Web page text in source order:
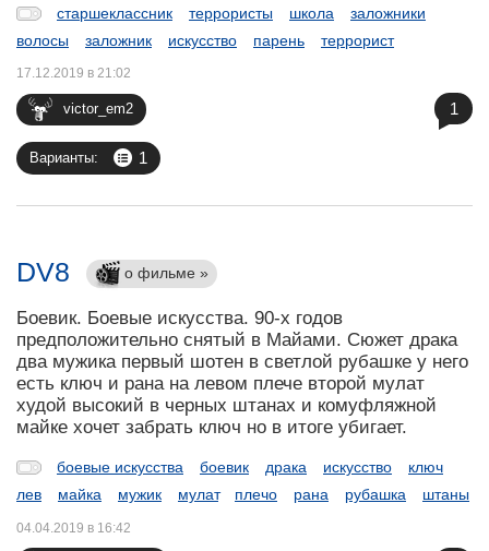
старшеклассник террористы школа
заложники
волосы
заложник искусство парень террорист
victor_em2
17.12.2019 в 21:02
Варианты: 1
1
DV8 о фильме »
Боевик. Боевые искусства. 90-х годов
предположительно снятый в Майами. Сюжет драка
два мужика первый шотен в светлой рубашке у него
есть ключ и рана на левом плече второй мулат
худой высокий в черных штанах и комуфляжной
майке хочет забрать ключ но в итоге убигает.
боевые искусства боевик драка искусство
ключ
лев
майка мужик мулат плечо рана рубашка штаны
04.04.2019 в 16:42